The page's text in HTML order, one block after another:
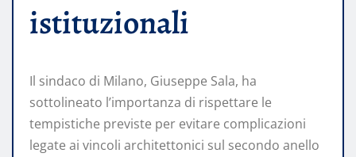
istituzionali
Il sindaco di Milano, Giuseppe Sala, ha
sottolineato l’importanza di rispettare le
tempistiche previste per evitare complicazioni
legate ai vincoli architettonici sul secondo anello